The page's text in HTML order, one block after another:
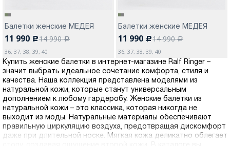
Балетки женские МЕДЕЯ
11 990 c14 990a
36, 37, 38, 39, 40
Балетки женские МЕДЕЯ
11 990 c14 990a
36, 37, 38, 39, 40
Купить женские балетки в интернет-магазине Ralf Ringer –
значит выбрать идеальное сочетание комфорта, стиля и
качества. Наша коллекция представлена моделями из
натуральной кожи, которые станут универсальным
дополнением к любому гардеробу. Женские балетки из
натуральной кожи – это классика, которая никогда не
выходит из моды. Натуральные материалы обеспечивают
правильную циркуляцию воздуха, предотвращая дискомфорт
даже при длительной носке. Мягкая кожа деликатно облегает